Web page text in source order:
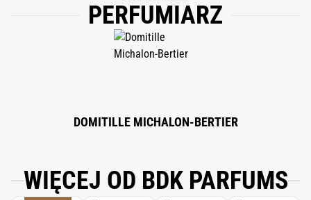
NOT AVAILABLE.
PERFUMIARZ
DOMITILLE MICHALON-BERTIER
WIĘCEJ OD BDK PARFUMS